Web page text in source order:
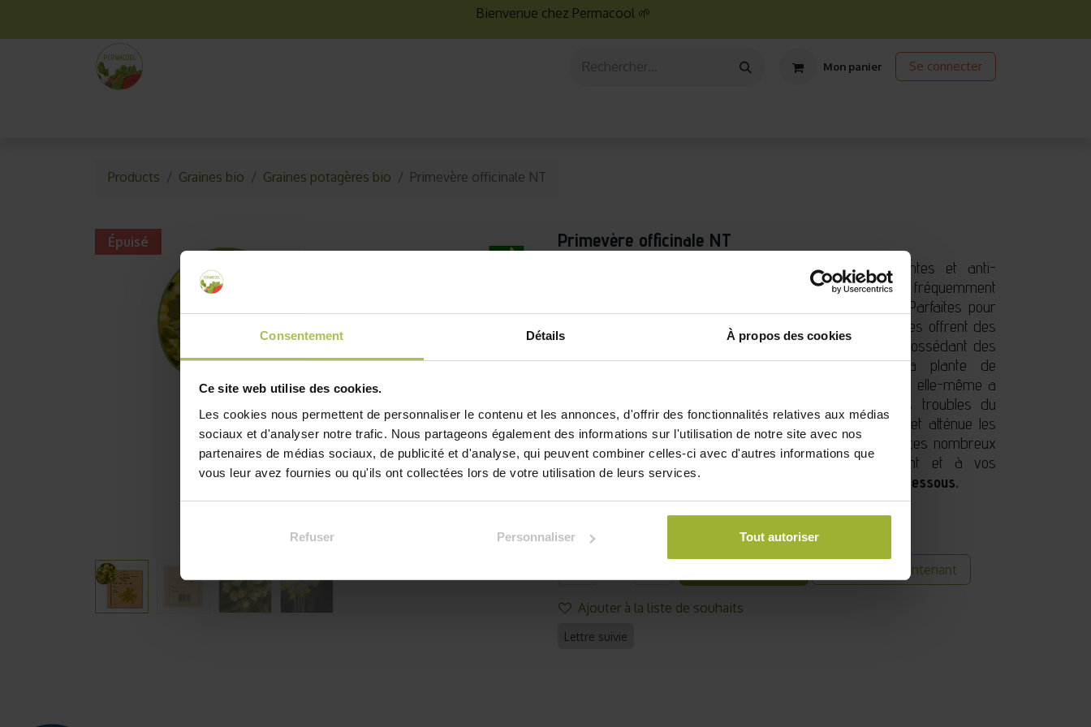
Consentement Détails À propos des cookies
Ce site web utilise des cookies.
Les cookies nous permettent de personnaliser le contenu et les annonces, d'offrir des fonctionnalités relatives aux médias
sociaux et d'analyser notre trafic. Nous partageons également des informations sur l'utilisation de notre site avec nos
partenaires de médias sociaux, de publicité et d'analyse, qui peuvent combiner celles-ci avec d'autres informations que
vous leur avez fournies ou qu'ils ont collectées lors de votre utilisation de leurs services.
Refuser Personnaliser Tout autoriser
Bienvenue chez Permacool 🌱
Mon panier Se connecter
Products Graines bio Graines potagères bio Primevère officinale NT
Épuisé Primevère officinale NT
Reconnues pour leurs propriétés médicinales apaisantes et anti-
inflammatoires, les graines de Primevère officinale sont fréquemment
utilisées en herboristerie et en médecine traditionnelle. Parfaites pour
enrichir votre jardin de couleur et de diversité, ces graines offrent des
bienfaits médicinaux, soutenant la santé respiratoire et possédant des
propriétés anti-inflammatoires. L’huile extraite de la plante de
Primevère officinale apaise la peau, tandis que la plante elle-même a
un effet calmant, réduisant le stress, l’anxiété et les troubles du
sommeil. De plus, elle renforce le système immunitaire et atténue les
symptômes du syndrome prémenstruel (SPM). Activez ces nombreux
avantages en les incorporant à votre environnement et à vos
habitudes quotidiennes.
Description complète et avis ci-dessous.
Acheter maintenant
Ajouter à la liste de souhaits
Lettre suivie